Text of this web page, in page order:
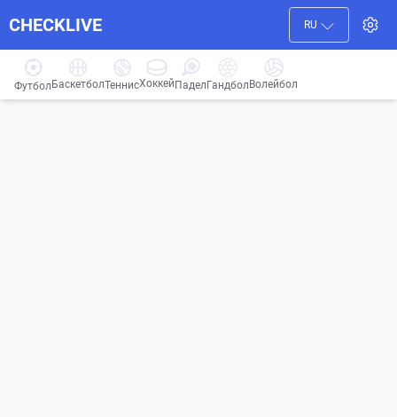
CHECKLIVE RU
Футбол БаскетболТеннисХоккей ПаделГандбол Волейбол